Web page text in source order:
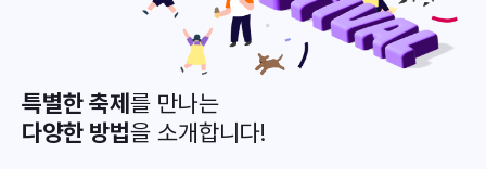
특별한 축제를 만나는
다양한 방법을 소개합니다!